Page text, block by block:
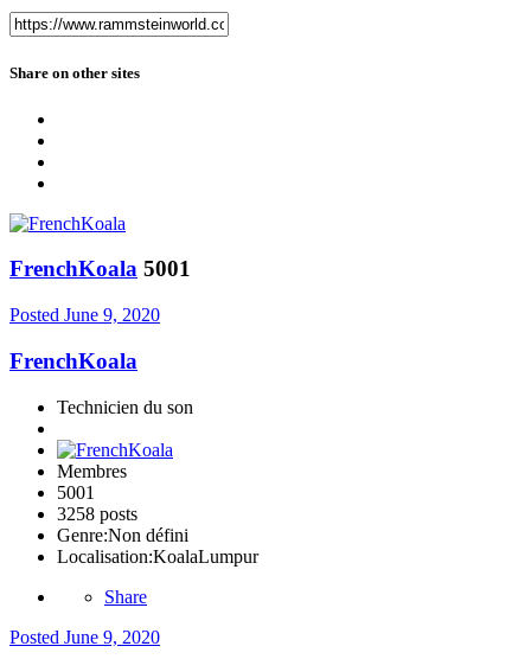
Share on other sites
FrenchKoala 5001
Posted June 9, 2020
FrenchKoala
Technicien du son
Membres
5001
3258 posts
Genre:Non défini
Localisation:KoalaLumpur
Share
Posted June 9, 2020